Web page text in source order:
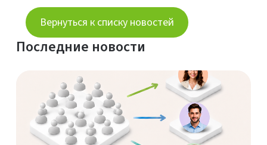
Вернуться к списку новостей
Последние новости